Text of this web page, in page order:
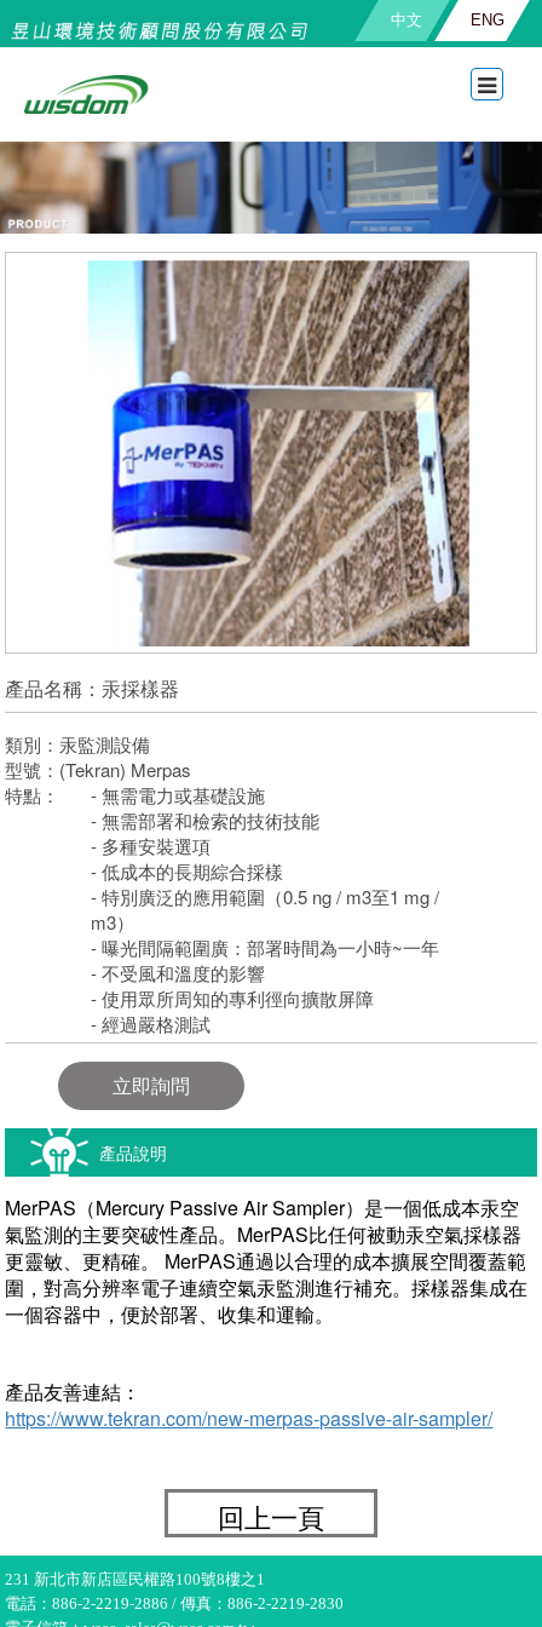
中文 ENG
產品名稱：汞採樣器
類別：汞監測設備
型號：(Tekran) Merpas
特點：
- 無需電力或基礎設施
- 無需部署和檢索的技術技能
- 多種安裝選項
- 低成本的長期綜合採樣
- 特別廣泛的應用範圍（0.5 ng / m3至1 mg /
m3）
- 曝光間隔範圍廣：部署時間為一小時~一年
- 不受風和溫度的影響
- 使用眾所周知的專利徑向擴散屏障
- 經過嚴格測試
立即詢問
產品說明
MerPAS（Mercury Passive Air Sampler）是一個低成本汞空
氣監測的主要突破性產品。MerPAS比任何被動汞空氣採樣器
更靈敏、更精確。 MerPAS通過以合理的成本擴展空間覆蓋範
圍，對高分辨率電子連續空氣汞監測進行補充。採樣器集成在
一個容器中，便於部署、收集和運輸。
產品友善連結：
https://www.tekran.com/new-merpas-passive-air-sampler/
回上一頁
231 新北市新店區民權路100號8樓之1
電話：886-2-2219-2886 / 傳真：886-2-2219-2830